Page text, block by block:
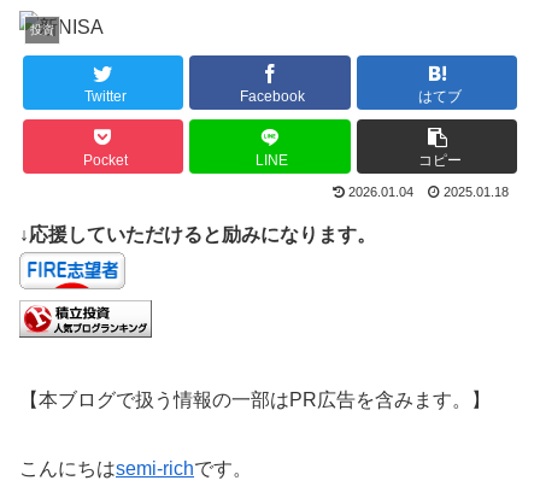
投資
Twitter Facebook はてブ
Pocket LINE コピー
2026.01.04 2025.01.18
↓応援していただけると励みになります。
【本ブログで扱う情報の一部はPR広告を含みます。】
こんにちはsemi-richです。